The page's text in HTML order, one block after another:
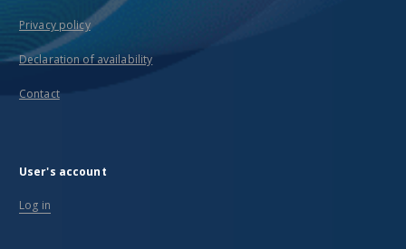
Privacy policy
Declaration of availability
Contact
User's account
Log in